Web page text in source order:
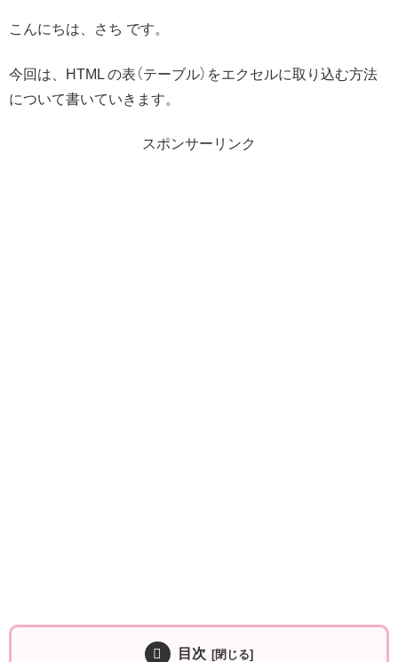
こんにちは、さち です。
今回は、HTML の表（テーブル）をエクセルに取り込む方法
について書いていきます。
スポンサーリンク
目次